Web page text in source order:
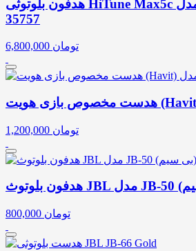
هدفون بلوتوثی HiTune Max5c یوگرین مدل HP203-
35757
6,800,000 تومان
1,200,000 تومان
800,000 تومان